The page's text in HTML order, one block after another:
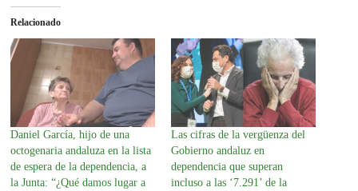
Relacionado
Daniel García, hijo de una
octogenaria andaluza en la lista
de espera de la dependencia, a
la Junta: “¿Qué damos lugar a
Las cifras de la vergüenza del
Gobierno andaluz en
dependencia que superan
incluso a las ‘7.291’ de la